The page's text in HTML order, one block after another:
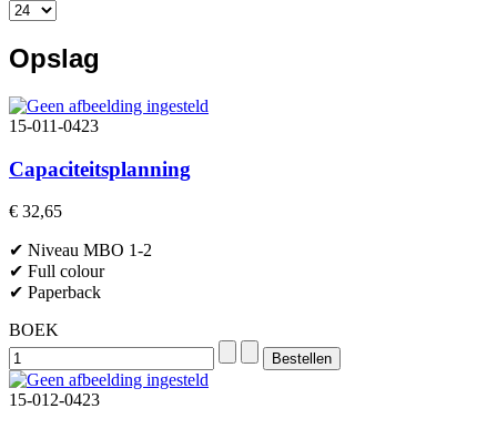
Opslag
15-011-0423
Capaciteitsplanning
€ 32,65
✔ Niveau MBO 1-2
✔ Full colour
✔ Paperback
BOEK
15-012-0423